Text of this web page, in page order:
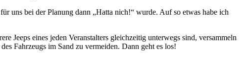
uns bei der Planung dann „Hatta nich!“ wurde. Auf so etwas habe ich
Jeeps eines jeden Veranstalters gleichzeitig unterwegs sind, versammeln
Fahrzeugs im Sand zu vermeiden. Dann geht es los!